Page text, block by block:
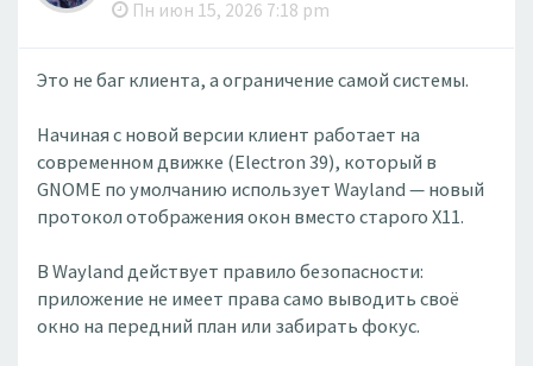
Пн июн 15, 2026 7:18 pm
Это не баг клиента, а ограничение самой системы.
Начиная с новой версии клиент работает на
современном движке (Electron 39), который в
GNOME по умолчанию использует Wayland — новый
протокол отображения окон вместо старого X11.
В Wayland действует правило безопасности:
приложение не имеет права само выводить своё
окно на передний план или забирать фокус.